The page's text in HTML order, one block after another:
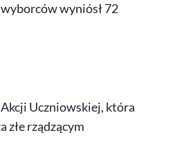
wyniósł 72
Uczniowskiej, która
złe rządzącym